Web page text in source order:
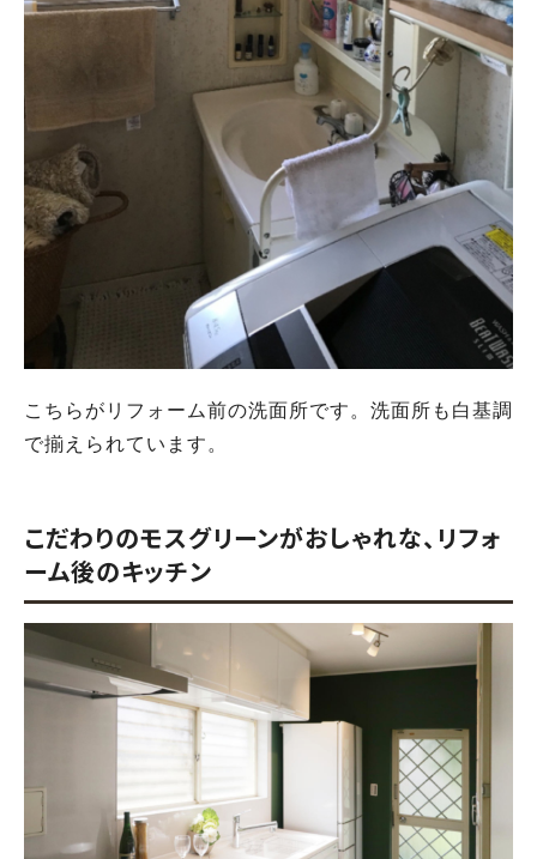
こちらがリフォーム前の洗面所です。洗面所も白基調
で揃えられています。
こだわりのモスグリーンがおしゃれな、リフォ
ーム後のキッチン